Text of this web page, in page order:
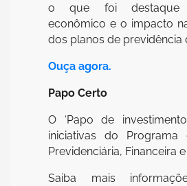
o que foi destaque
econômico e o impacto
dos planos de previdência
Ouça agora.
Papo Certo
O ‘Papo de
iniciativas do Programa
Previdenciária, Financeira
Saiba mais